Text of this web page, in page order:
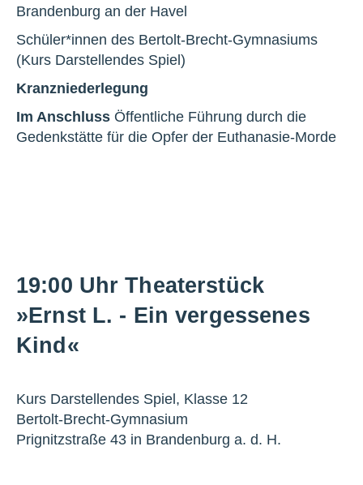
Brandenburg an der Havel
Schüler*innen des Bertolt-Brecht-Gymnasiums
(Kurs Darstellendes Spiel)
Kranzniederlegung
Im Anschluss Öffentliche Führung durch die
Gedenkstätte für die Opfer der Euthanasie-Morde
19:00 Uhr Theaterstück
»Ernst L. - Ein vergessenes
Kind«
Kurs Darstellendes Spiel, Klasse 12
Bertolt-Brecht-Gymnasium
Prignitzstraße 43 in Brandenburg a. d. H.